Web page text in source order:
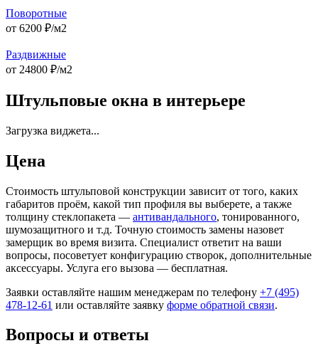
Поворотные
от 6200 ₽/м2
Раздвижные
от 24800 ₽/м2
Штульповые окна в интерьере
Загрузка виджета...
Цена
Стоимость штульповой конструкции зависит от того, каких
габаритов проём, какой тип профиля вы выберете, а также
толщину стеклопакета — антивандального, тонированного,
шумозащитного и т.д. Точную стоимость замены назовет
замерщик во время визита. Специалист ответит на ваши
вопросы, посоветует конфигурацию створок, дополнительные
аксессуары. Услуга его вызова — бесплатная.
Заявки оставляйте нашим менеджерам по телефону +7 (495)
478-12-61 или оставляйте заявку форме обратной связи.
Вопросы и ответы